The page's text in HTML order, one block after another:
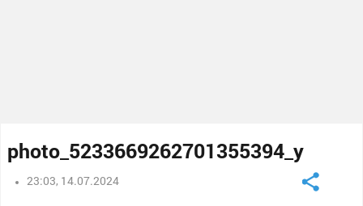
photo_5233669262701355394_y
23:03, 14.07.2024